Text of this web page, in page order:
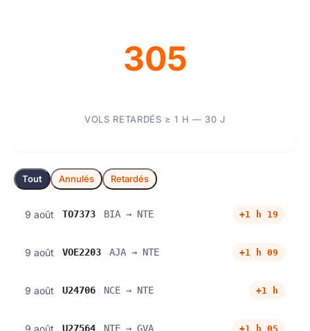
305
VOLS RETARDÉS ≥ 1 H — 30 J
Tout Annulés Retardés
9 août TO7373 BIA → NTE +1 h 19
9 août VOE2203 AJA → NTE +1 h 09
9 août U24706 NCE → NTE +1 h
U27564 NTE → GVA +1 h 05